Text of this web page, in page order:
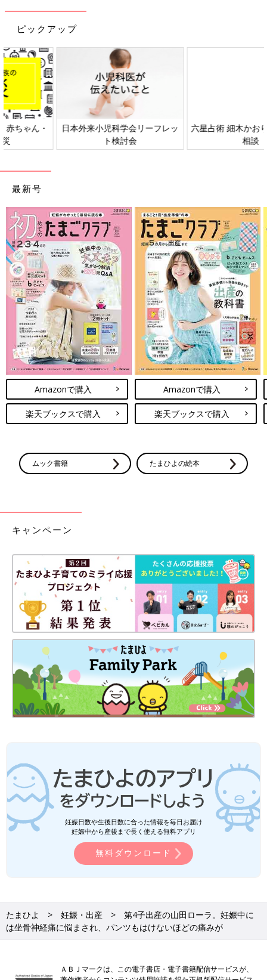
ピックアップ
日本外来小児科学会リーフレッ
六星占術 細木かおりさんの人生
最新号
Amazonで購入
楽天ブックスで購入
Amazonで購入
楽天ブックスで購入
ムック書籍 たまひよの絵本
キャンペーン
妊娠日数や生後日数に合った情報を毎日お届け
妊娠中から産後まで長く使える無料アプリ
無料ダウンロード
たまひよ 妊娠・出産
第4子出産の山田ローラ。妊娠中に
は坐骨神経痛に悩まされ、パンツもはけないほどの痛みが
ＡＢＪマークは、この電子書店・電子書籍配信サービスが、